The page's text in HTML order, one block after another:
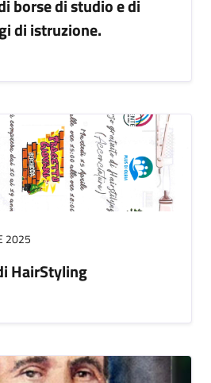
borse di studio e di
di istruzione.
2025
HairStyling